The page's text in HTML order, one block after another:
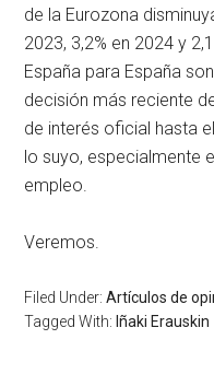
de la Eurozona
2023, 3,2% en 2024 y
España para España
decisión más reciente
de interés oficial hasta
lo suyo, especialmente
empleo.
Veremos.
Filed Under:Artículos de
Tagged With: Iñaki Erauskin